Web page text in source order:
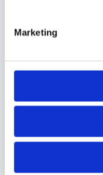
Marketing
147
159
Brera